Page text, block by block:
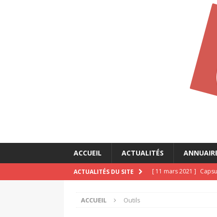
ACCUEIL ACTUALITÉS
ACTUALITÉS DU SITE [ 11 mars 2021 ]
ACCUEIL Outils